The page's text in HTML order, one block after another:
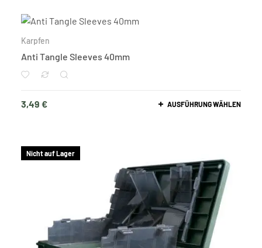
Karpfen
Anti Tangle Sleeves 40mm
3,49 € AUSFÜHRUNG WÄHLEN
Nicht auf Lager